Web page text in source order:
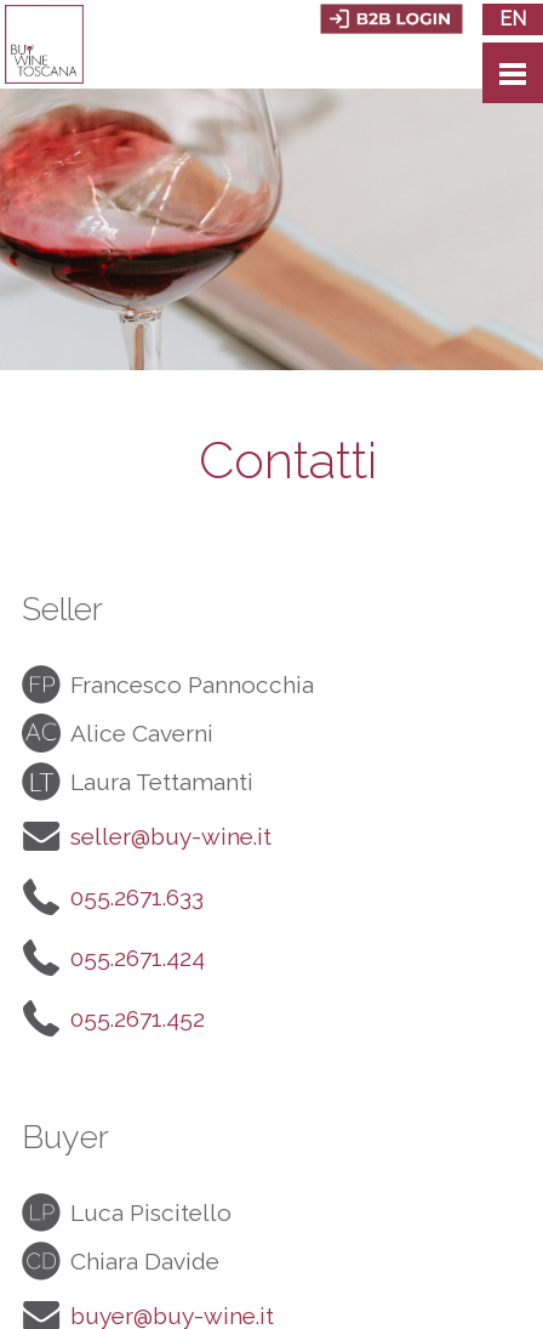
EN
Contatti
Seller
Francesco Pannocchia
Alice Caverni
Laura Tettamanti
seller@buy-wine.it
055.2671.633
055.2671.424
055.2671.452
Buyer
Luca Piscitello
Chiara Davide
buyer@buy-wine.it